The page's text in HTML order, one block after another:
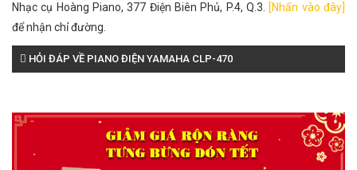
Nhạc cụ Hoàng Piano, 377 Điện Biên Phủ, P.4, Q.3.
[Nhấn vào đây]
để nhận chỉ đường.
HỎI ĐÁP VỀ PIANO ĐIỆN YAMAHA CLP-470